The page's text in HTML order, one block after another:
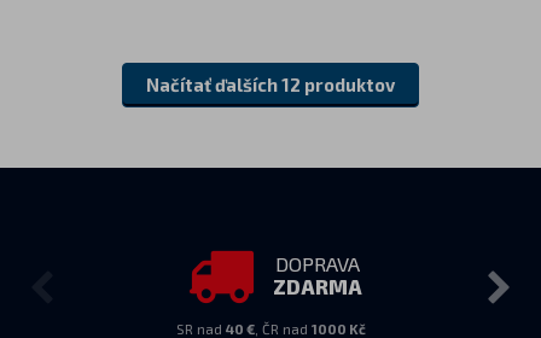
Načítať ďalších 12 produktov
DOPRAVA
ZDARMA
SR nad 40 €, ČR nad 1000 Kč